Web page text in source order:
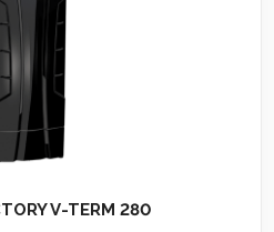
V-TERM 280